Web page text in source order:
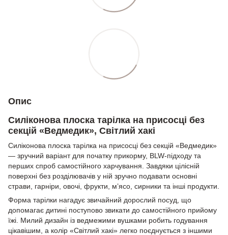
Опис
Силіконова плоска тарілка на присосці без
секцій «Ведмедик», Світлий хакі
Силіконова плоска тарілка на присосці без секцій «Ведмедик»
— зручний варіант для початку прикорму, BLW-підходу та
перших спроб самостійного харчування. Завдяки цілісній
поверхні без розділювачів у ній зручно подавати основні
страви, гарніри, овочі, фрукти, м’ясо, сирники та інші продукти.
Форма тарілки нагадує звичайний дорослий посуд, що
допомагає дитині поступово звикати до самостійного прийому
їжі. Милий дизайн із ведмежими вушками робить годування
цікавішим, а колір «Світлий хакі» легко поєднується з іншими